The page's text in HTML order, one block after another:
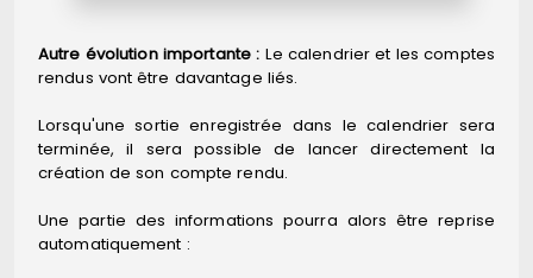
Autre évolution importante : Le calendrier et les comptes
rendus vont être davantage liés.
Lorsqu'une sortie enregistrée dans le calendrier sera
terminée, il sera possible de lancer directement la
création de son compte rendu.
Une partie des informations pourra alors être reprise
automatiquement :